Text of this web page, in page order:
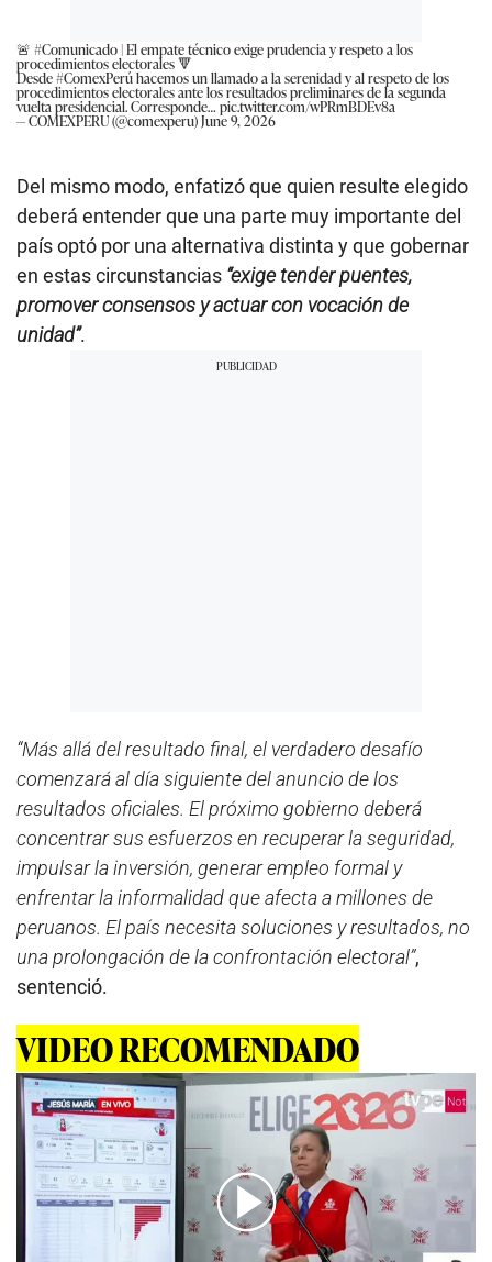
🚨 #Comunicado | El empate técnico exige prudencia y respeto a los
procedimientos electorales 🔻
Desde#ComexPerúhacemos un llamado a la serenidad y al respeto de los
procedimientos electorales ante los resultados preliminares de la segunda
vuelta presidencial. Corresponde…pic.twitter.com/wPRmBDEv8a
— COMEXPERU (@comexperu)June 9, 2026
Del mismo modo, enfatizó que quien resulte elegido
deberá entender que una parte muy importante del
país optó por una alternativa distinta y que gobernar
en estas circunstancias “exige tender puentes,
promover consensos y actuar con vocación de
unidad”.
“Más allá del resultado final, el verdadero desafío
comenzará al día siguiente del anuncio de los
resultados oficiales. El próximo gobierno deberá
concentrar sus esfuerzos en recuperar la seguridad,
impulsar la inversión, generar empleo formal y
enfrentar la informalidad que afecta a millones de
peruanos. El país necesita soluciones y resultados, no
una prolongación de la confrontación electoral”,
sentenció.
VIDEO RECOMENDADO